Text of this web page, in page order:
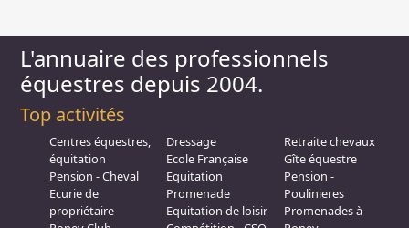
L'annuaire des professionnels
équestres depuis 2004.
Top activités
Centres équestres,
équitation
Pension - Cheval
Ecurie de
propriétaire
Dressage
Ecole Française
Equitation
Promenade
Equitation de loisir
Retraite chevaux
Gîte équestre
Pension -
Poulinieres
Promenades à